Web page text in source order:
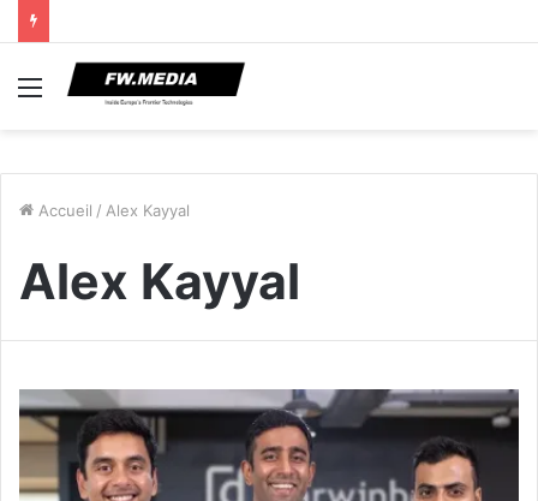
Menu
Accueil / Alex Kayyal
Alex Kayyal